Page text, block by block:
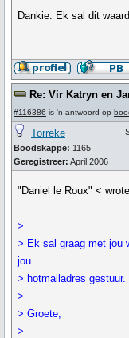
Dankie. Ek sal dit
Re: Vir Katryn en
#116386 is 'n antwoord op
Torreke
Boodskappe: 1165
Geregistreer: April 2006
"Daniel le Roux" < wrote
>
> Ek sal graag met jou
jou
> hotmailadres gestuur.
>
> Groete,
>